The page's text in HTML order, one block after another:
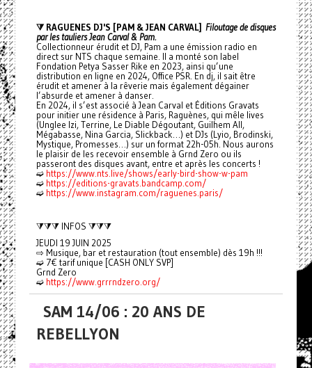
⧩ RAGUENES DJ'S [PAM & JEAN CARVAL] Filoutage de disques
par les tauliers Jean Carval & Pam.
Collectionneur érudit et DJ, Pam a une émission radio en
direct sur NTS chaque semaine. Il a monté son label
Fondation Petya Sasser Rike en 2023, ainsi qu’une
distribution en ligne en 2024, Office PSR. En dj, il sait être
érudit et amener à la rêverie mais également dégainer
l’absurde et amener à danser.
En 2024, il s’est associé à Jean Carval et Éditions Gravats
pour initier une résidence à Paris, Raguènes, qui mêle lives
(Unglee Izi, Terrine, Le Diable Dégoutant, Guilhem All,
Mégabasse, Nina Garcia, Slickback…) et DJs (Lyio, Brodinski,
Mystique, Promesses…) sur un format 22h-05h. Nous aurons
le plaisir de les recevoir ensemble à Grnd Zero ou ils
passeront des disques avant, entre et après les concerts !
➫ https://www.nts.live/shows/early-bird-show-w-pam
➫ https://editions-gravats.bandcamp.com/
➫ https://www.instagram.com/raguenes.paris/
⧩⧩⧩ INFOS ⧩⧩⧩
JEUDI 19 JUIN 2025
⇨ Musique, bar et restauration (tout ensemble) dès 19h !!!
➫ 7€ tarif unique [CASH ONLY SVP]
Grnd Zero
➫ https://www.grrrndzero.org/
SAM 14/06 : 20 ANS DE
REBELLYON